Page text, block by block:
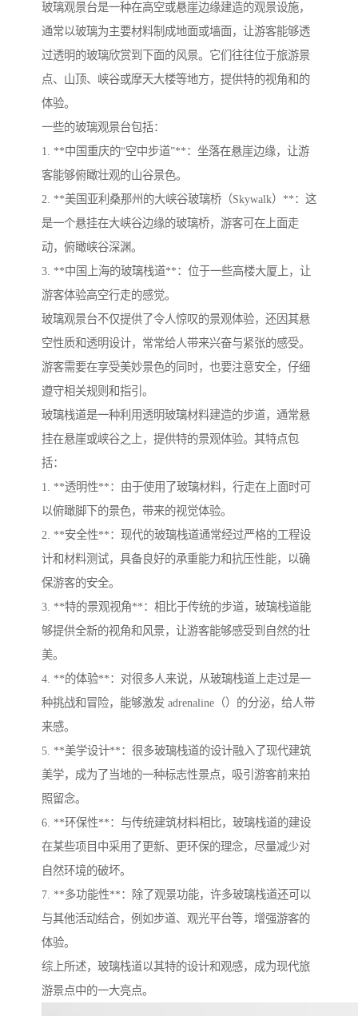
玻璃观景台是一种在高空或悬崖边缘建造的观景设施，
通常以玻璃为主要材料制成地面或墙面，让游客能够透
过透明的玻璃欣赏到下面的风景。它们往往位于旅游景
点、山顶、峡谷或摩天大楼等地方，提供特的视角和的
体验。
一些的玻璃观景台包括：
1. **中国重庆的“空中步道”**：坐落在悬崖边缘，让游
客能够俯瞰壮观的山谷景色。
2. **美国亚利桑那州的大峡谷玻璃桥（Skywalk）**：这
是一个悬挂在大峡谷边缘的玻璃桥，游客可在上面走
动，俯瞰峡谷深渊。
3. **中国上海的玻璃栈道**：位于一些高楼大厦上，让
游客体验高空行走的感觉。
玻璃观景台不仅提供了令人惊叹的景观体验，还因其悬
空性质和透明设计，常常给人带来兴奋与紧张的感受。
游客需要在享受美妙景色的同时，也要注意安全，仔细
遵守相关规则和指引。
玻璃栈道是一种利用透明玻璃材料建造的步道，通常悬
挂在悬崖或峡谷之上，提供特的景观体验。其特点包
括：
1. **透明性**：由于使用了玻璃材料，行走在上面时可
以俯瞰脚下的景色，带来的视觉体验。
2. **安全性**：现代的玻璃栈道通常经过严格的工程设
计和材料测试，具备良好的承重能力和抗压性能，以确
保游客的安全。
3. **特的景观视角**：相比于传统的步道，玻璃栈道能
够提供全新的视角和风景，让游客能够感受到自然的壮
美。
4. **的体验**：对很多人来说，从玻璃栈道上走过是一
种挑战和冒险，能够激发 adrenaline（）的分泌，给人带
来感。
5. **美学设计**：很多玻璃栈道的设计融入了现代建筑
美学，成为了当地的一种标志性景点，吸引游客前来拍
照留念。
6. **环保性**：与传统建筑材料相比，玻璃栈道的建设
在某些项目中采用了更新、更环保的理念，尽量减少对
自然环境的破坏。
7. **多功能性**：除了观景功能，许多玻璃栈道还可以
与其他活动结合，例如步道、观光平台等，增强游客的
体验。
综上所述，玻璃栈道以其特的设计和观感，成为现代旅
游景点中的一大亮点。